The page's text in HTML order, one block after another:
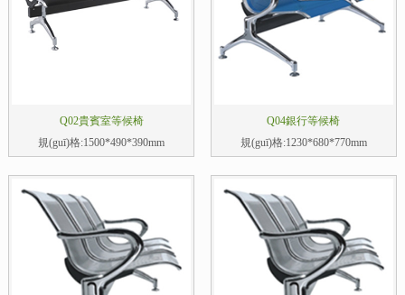
Q02貴賓室等候椅
規(guī)格:1500*490*390mm
Q04銀行等候椅
規(guī)格:1230*680*770mm